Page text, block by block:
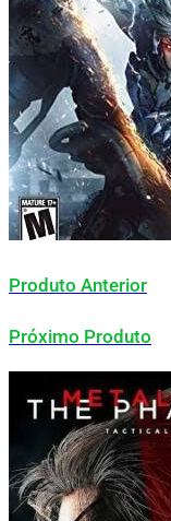
Produto Anterior
Próximo Produto